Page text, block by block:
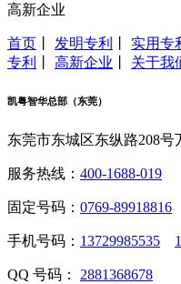
高新企业
首页 发明专利 实用专
专利
高新企业 关于我
凯粤智华总部（东莞）
东莞市东城区东纵路208号
服务热线： 400-1688-019
固定号码： 0769-89918816
手机号码： 13729985535
QQ 号码： 2881368678